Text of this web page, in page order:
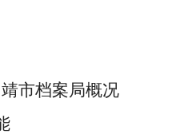
市档案局概况